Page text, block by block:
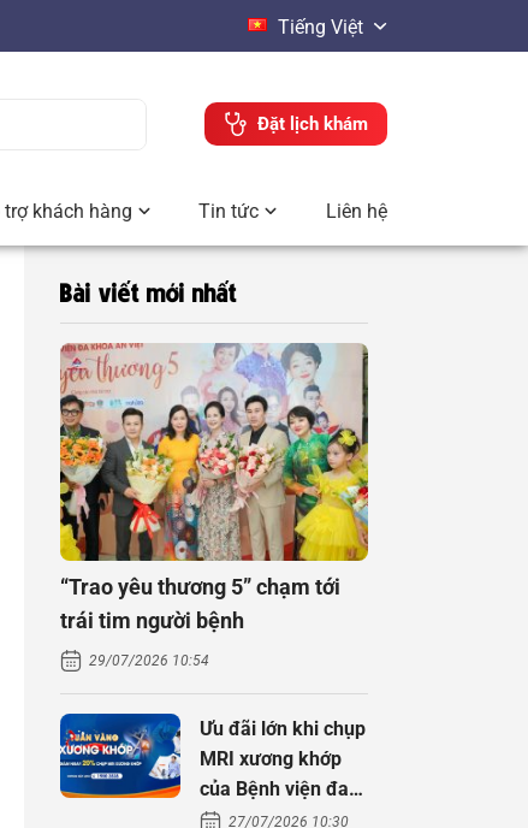
Tiếng Việt
Đặt lịch khám
trợ khách hàng Tin tức Liên hệ
Bài viết mới nhất
“Trao yêu thương 5” chạm tới
trái tim người bệnh
29/07/2026 10:54
Ưu đãi lớn khi chụp
MRI xương khớp
của Bệnh viện đa
khoa An Việt
27/07/2026 10:30